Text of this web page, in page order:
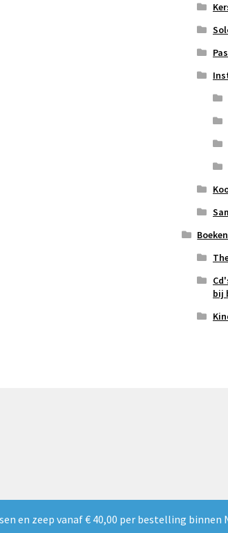
en zeep vanaf € 40,00 per bestelling binnen
Boeken
bij